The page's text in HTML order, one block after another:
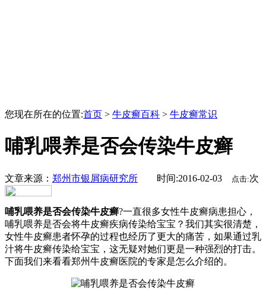
您现在所在的位置:首页 > 牛皮癣百科 > 牛皮癣常识
哺乳喂养是否会传染牛皮癣
文章来源： 郑州市银屑病研究所 时间:2016-02-03 点击:次
哺乳喂养是否会传染牛皮癣?一直很多女性牛皮癣病患担心，
哺乳喂养是否会将牛皮癣疾病传染给宝宝？我们其实很清楚，
女性牛皮癣患者怀孕的过程也经历了更大的痛苦，如果通过乳
汁将牛皮癣传染给宝宝，这无疑对她们更是一种强烈的打击。
下面我们来看看郑州牛皮癣医院的专家是怎么介绍的。